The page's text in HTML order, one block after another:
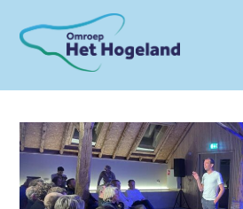
content